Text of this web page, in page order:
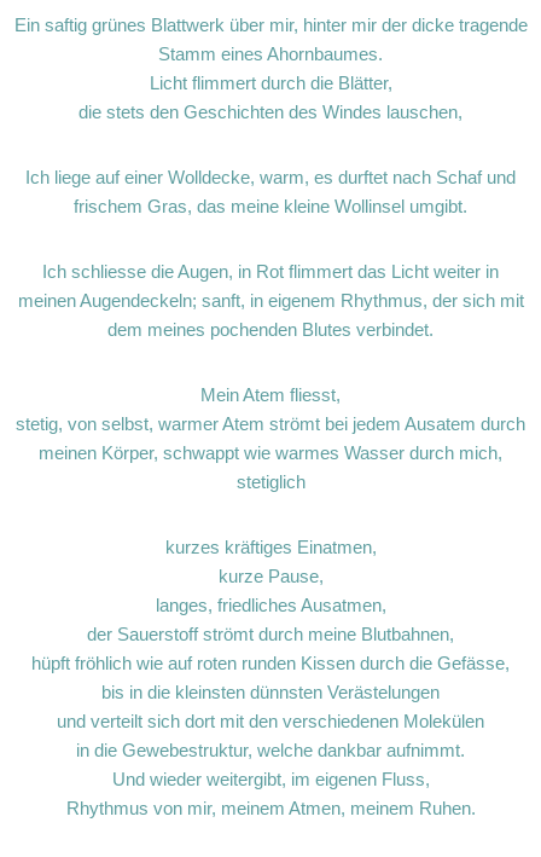
Ein saftig grünes Blattwerk über mir, hinter mir der dicke tragende
Stamm eines Ahornbaumes.
Licht flimmert durch die Blätter,
die stets den Geschichten des Windes lauschen,
Ich liege auf einer Wolldecke, warm, es durftet nach Schaf und
frischem Gras, das meine kleine Wollinsel umgibt.
Ich schliesse die Augen, in Rot flimmert das Licht weiter in
meinen Augendeckeln; sanft, in eigenem Rhythmus, der sich mit
dem meines pochenden Blutes verbindet.
Mein Atem fliesst,
stetig, von selbst, warmer Atem strömt bei jedem Ausatem durch
meinen Körper, schwappt wie warmes Wasser durch mich,
stetiglich
kurzes kräftiges Einatmen,
kurze Pause,
langes, friedliches Ausatmen,
der Sauerstoff strömt durch meine Blutbahnen,
hüpft fröhlich wie auf roten runden Kissen durch die Gefässe,
bis in die kleinsten dünnsten Verästelungen
und verteilt sich dort mit den verschiedenen Molekülen
in die Gewebestruktur, welche dankbar aufnimmt.
Und wieder weitergibt, im eigenen Fluss,
Rhythmus von mir, meinem Atmen, meinem Ruhen.